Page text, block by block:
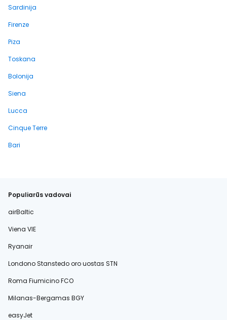
Sardinija
Firenze
Piza
Toskana
Bolonija
Siena
Lucca
Cinque Terre
Bari
Populiarūs vadovai
airBaltic
Viena VIE
Ryanair
Londono Stanstedo oro uostas STN
Roma Fiumicino FCO
Milanas-Bergamas BGY
easyJet